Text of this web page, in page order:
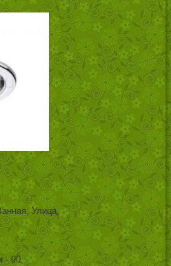
Улица,
- 90,